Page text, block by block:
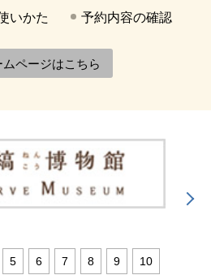
いかた 予約内容の確認
ムページはこちら
5 6 7 8 9 10